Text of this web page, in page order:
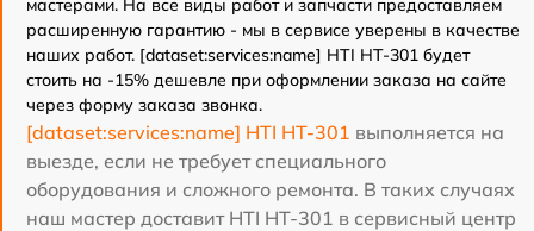
мастерами. На все виды работ и запчасти предоставляем
расширенную гарантию - мы в сервисе уверены в качестве
наших работ. [dataset:services:name] HTI HT-301 будет
стоить на -15% дешевле при оформлении заказа на сайте
через форму заказа звонка.
[dataset:services:name] HTI HT-301 выполняется на
выезде, если не требует специального
оборудования и сложного ремонта. В таких случаях
наш мастер доставит HTI HT-301 в сервисный центр